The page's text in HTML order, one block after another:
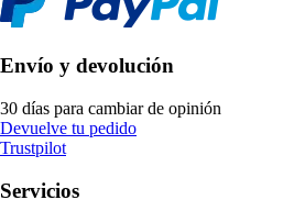
Envío y devolución
30 días para cambiar de opinión
Devuelve tu pedido
Trustpilot
Servicios